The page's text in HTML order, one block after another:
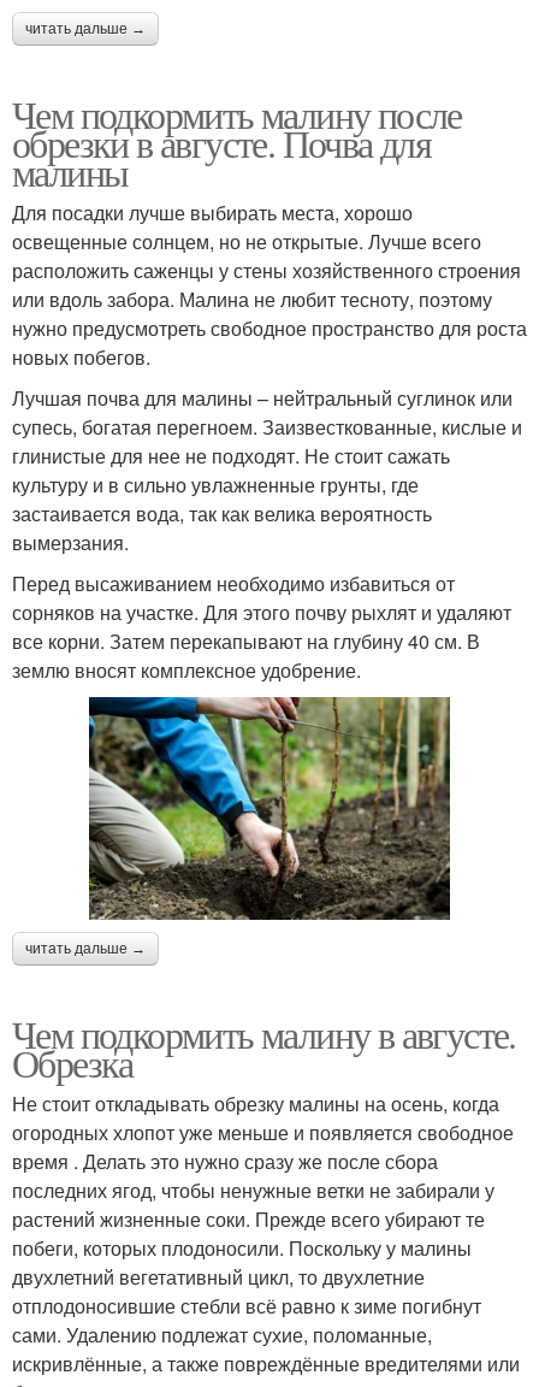
читать дальше →
Чем подкормить малину после
обрезки в августе. Почва для
малины
Для посадки лучше выбирать места, хорошо
освещенные солнцем, но не открытые. Лучше всего
расположить саженцы у стены хозяйственного строения
или вдоль забора. Малина не любит тесноту, поэтому
нужно предусмотреть свободное пространство для роста
новых побегов.
Лучшая почва для малины – нейтральный суглинок или
супесь, богатая перегноем. Заизвесткованные, кислые и
глинистые для нее не подходят. Не стоит сажать
культуру и в сильно увлажненные грунты, где
застаивается вода, так как велика вероятность
вымерзания.
Перед высаживанием необходимо избавиться от
сорняков на участке. Для этого почву рыхлят и удаляют
все корни. Затем перекапывают на глубину 40 см. В
землю вносят комплексное удобрение.
читать дальше →
Чем подкормить малину в августе.
Обрезка
Не стоит откладывать обрезку малины на осень, когда
огородных хлопот уже меньше и появляется свободное
время . Делать это нужно сразу же после сбора
последних ягод, чтобы ненужные ветки не забирали у
растений жизненные соки. Прежде всего убирают те
побеги, которых плодоносили. Поскольку у малины
двухлетний вегетативный цикл, то двухлетние
отплодоносившие стебли всё равно к зиме погибнут
сами. Удалению подлежат сухие, поломанные,
искривлённые, а также повреждённые вредителями или